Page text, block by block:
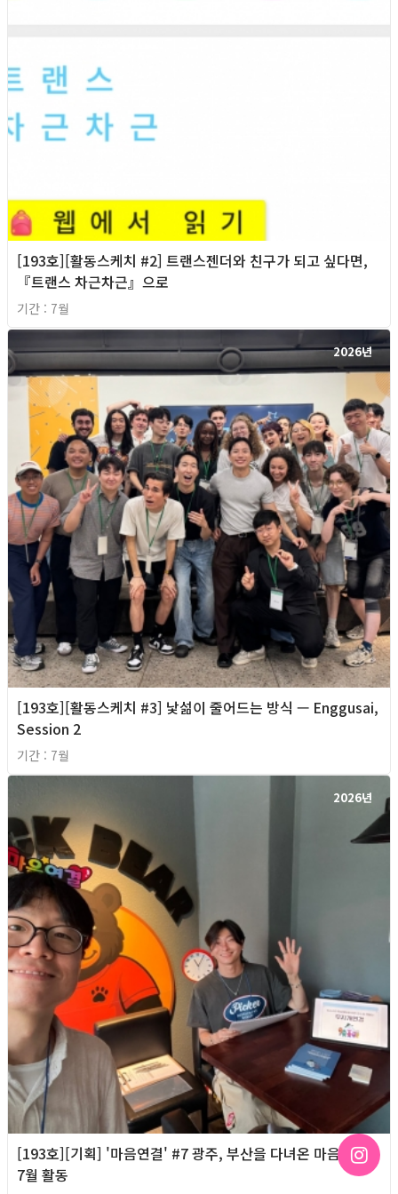
[193호][활동스케치 #2] 트랜스젠더와 친구가 되고 싶다면,
『트랜스 차근차근』으로
기간 : 7월
2026년
[193호][활동스케치 #3] 낯섦이 줄어드는 방식 — Enggusai,
Session 2
기간 : 7월
2026년
[193호][기획] '마음연결' #7 광주, 부산을 다녀온 마음연결
7월 활동